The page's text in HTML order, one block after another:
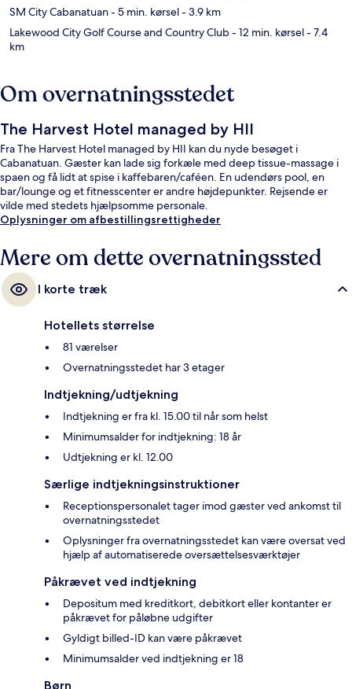
SM City Cabanatuan- 5 min. kørsel- 3.9 km
Lakewood City Golf Course and Country Club- 12 min. kørsel- 7.4
km
Om overnatningsstedet
The Harvest Hotel managed by HII
Fra The Harvest Hotel managed by HII kan du nyde besøget i
Cabanatuan. Gæster kan lade sig forkæle med deep tissue-massage i
spaen og få lidt at spise i kaffebaren/caféen. En udendørs pool, en
bar/lounge og et fitnesscenter er andre højdepunkter. Rejsende er
vilde med stedets hjælpsomme personale.
Oplysninger om afbestillingsrettigheder
Mere om dette overnatningssted
I korte træk
Hotellets størrelse
81 værelser
Overnatningsstedet har 3 etager
Indtjekning/udtjekning
Indtjekning er fra kl. 15.00 til når som helst
Minimumsalder for indtjekning: 18 år
Udtjekning er kl. 12.00
Særlige indtjekningsinstruktioner
Receptionspersonalet tager imod gæster ved ankomst til
overnatningsstedet
Oplysninger fra overnatningsstedet kan være oversat ved
hjælp af automatiserede oversættelsesværktøjer
Påkrævet ved indtjekning
Depositum med kreditkort, debitkort eller kontanter er
påkrævet for påløbne udgifter
Gyldigt billed-ID kan være påkrævet
Minimumsalder ved indtjekning er 18
Børn